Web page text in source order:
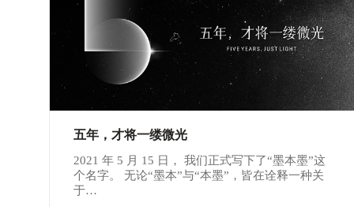
五年，才将一缕微光
2021 年 5 月 15 日， 我们正式写下了“墨本墨”这
个名字。 无论“墨本”与“本墨”，皆在诠释一种关
于…